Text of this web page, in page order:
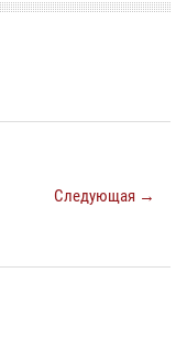
Следующая →